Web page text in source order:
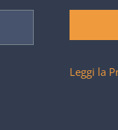
Leggi la